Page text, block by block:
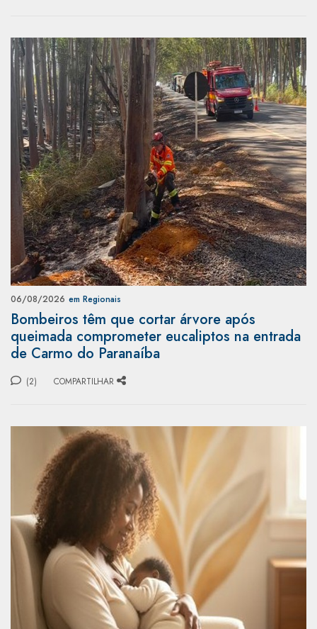
06/08/2026 em Regionais
Bombeiros têm que cortar árvore após
queimada comprometer eucaliptos na entrada
de Carmo do Paranaíba
(2) COMPARTILHAR